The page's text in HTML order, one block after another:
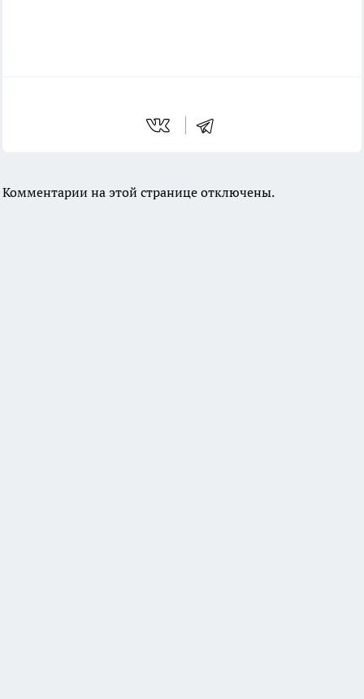
Комментарии на этой странице отключены.